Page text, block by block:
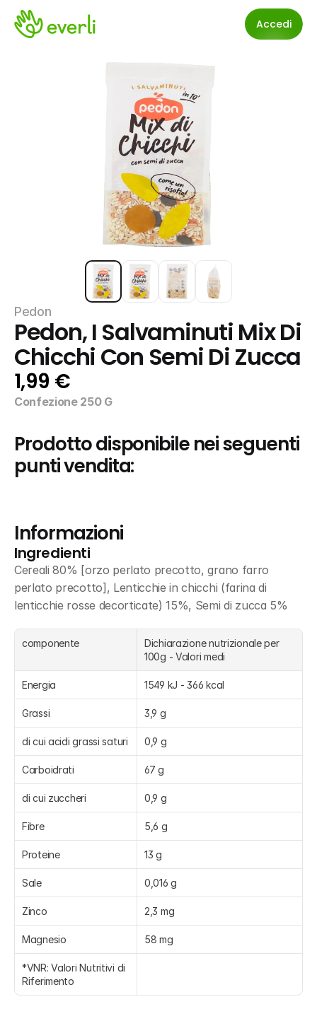
Accedi
Pedon
Pedon, I Salvaminuti Mix Di
Chicchi Con Semi Di Zucca
1,99 €
Confezione 250 G
Prodotto disponibile nei seguenti
punti vendita:
Informazioni
Ingredienti
Cereali 80% [orzo perlato precotto, grano farro
perlato precotto], Lenticchie in chicchi (farina di
lenticchie rosse decorticate) 15%, Semi di zucca 5%
componente
Dichiarazione nutrizionale per
100g - Valori medi
Energia 1549 kJ - 366 kcal
Grassi 3,9 g
di cui acidi grassi saturi 0,9 g
Carboidrati 67 g
di cui zuccheri 0,9 g
Fibre 5,6 g
Proteine 13 g
Sale 0,016 g
Zinco 2,3 mg
Magnesio 58 mg
*VNR: Valori Nutritivi di
Riferimento